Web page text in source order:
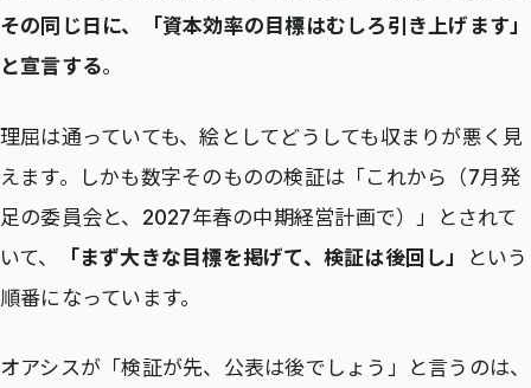
その同じ日に、「資本効率の目標はむしろ引き上げます」
と宣言する。
理屈は通っていても、絵としてどうしても収まりが悪く見
えます。しかも数字そのものの検証は「これから（7月発
足の委員会と、2027年春の中期経営計画で）」とされて
いて、
「まず大きな目標を掲げて、検証は後回し」
という
順番になっています。
オアシスが「検証が先、公表は後でしょう」と言うのは、